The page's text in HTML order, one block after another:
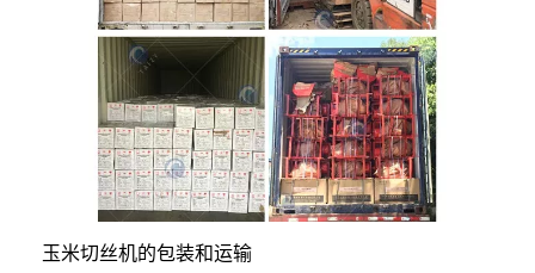
玉米切丝机的包装和运输